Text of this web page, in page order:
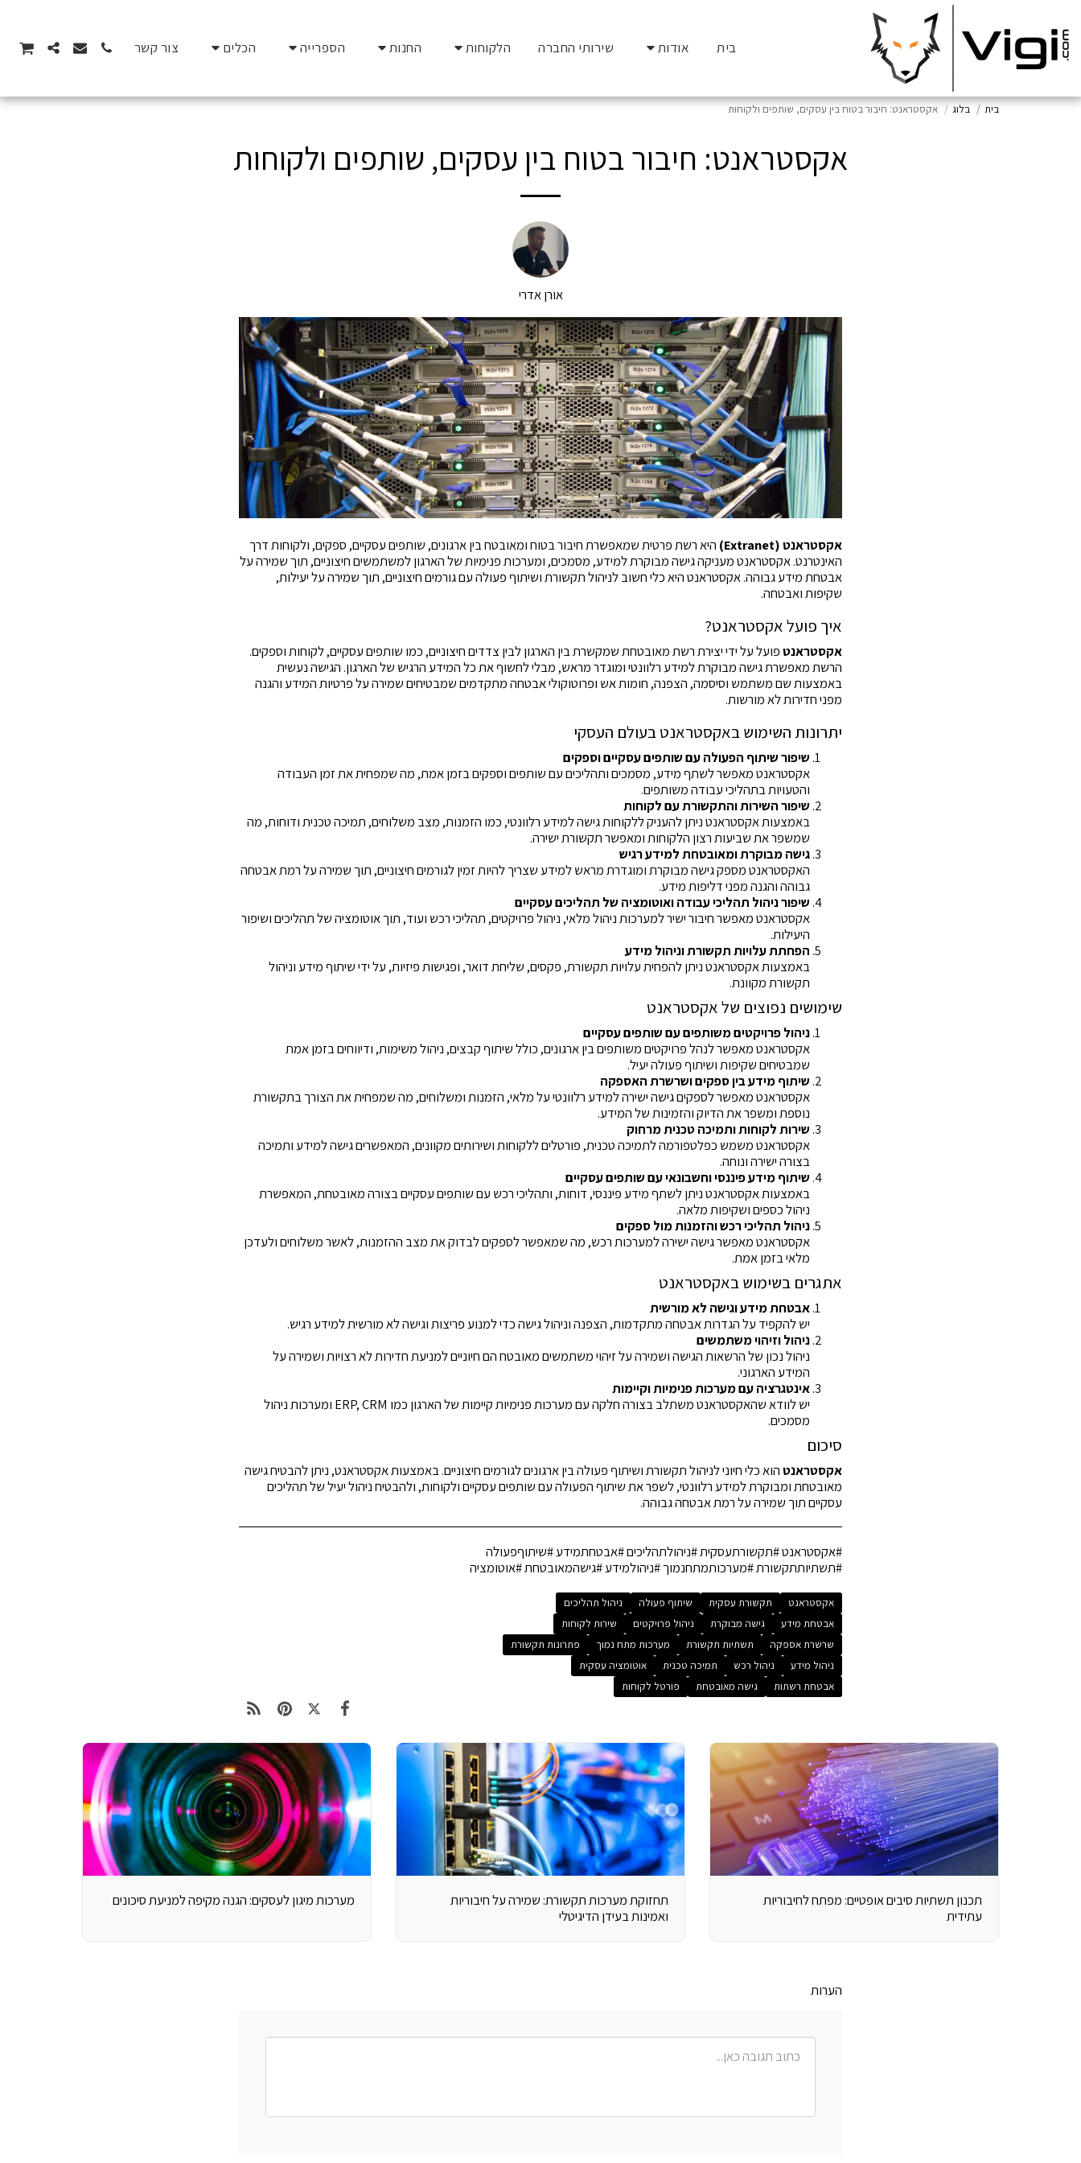
בית אודות שירותי החברה הלקוחות החנות הספרייה הכלים צור קשר
בית בלוג אקסטראנט: חיבור בטוח בין עסקים, שותפים ולקוחות
אקסטראנט: חיבור בטוח בין עסקים, שותפים ולקוחות
אורן אדרי
אקסטראנט (Extranet)
היא רשת פרטית שמאפשרת חיבור בטוח ומאובטח בין ארגונים, שותפים עסקיים, ספקים, ולקוחות דרך
האינטרנט. אקסטראנט מעניקה גישה מבוקרת למידע, מסמכים, ומערכות פנימיות של הארגון למשתמשים חיצוניים, תוך שמירה על
אבטחת מידע גבוהה. אקסטראנט היא כלי חשוב לניהול תקשורת ושיתוף פעולה עם גורמים חיצוניים, תוך שמירה על יעילות,
שקיפות ואבטחה.
איך פועל אקסטראנט?
אקסטראנטפועל על ידי יצירת רשת מאובטחת שמקשרת בין הארגון לבין צדדים חיצוניים, כמו שותפים עסקיים, לקוחות וספקים.
הרשת מאפשרת גישה מבוקרת למידע רלוונטי ומוגדר מראש, מבלי לחשוף את כל המידע הרגיש של הארגון. הגישה נעשית
באמצעות שם משתמש וסיסמה, הצפנה, חומות אש ופרוטוקולי אבטחה מתקדמים שמבטיחים שמירה על פרטיות המידע והגנה
מפני חדירות לא מורשות.
יתרונות השימוש באקסטראנט בעולם העסקי
שיפור שיתוף הפעולה עם שותפים עסקיים וספקים
אקסטראנט מאפשר לשתף מידע, מסמכים ותהליכים עם שותפים וספקים בזמן אמת, מה שמפחית את זמן העבודה
והטעויות בתהליכי עבודה משותפים.
שיפור השירות והתקשורת עם לקוחות
באמצעות אקסטראנט ניתן להעניק ללקוחות גישה למידע רלוונטי, כמו הזמנות, מצב משלוחים, תמיכה טכנית ודוחות, מה
שמשפר את שביעות רצון הלקוחות ומאפשר תקשורת ישירה.
גישה מבוקרת ומאובטחת למידע רגיש
האקסטראנט מספק גישה מבוקרת ומוגדרת מראש למידע שצריך להיות זמין לגורמים חיצוניים, תוך שמירה על רמת אבטחה
גבוהה והגנה מפני דליפות מידע.
שיפור ניהול תהליכי עבודה ואוטומציה של תהליכים עסקיים
אקסטראנט מאפשר חיבור ישיר למערכות ניהול מלאי, ניהול פרויקטים, תהליכי רכש ועוד, תוך אוטומציה של תהליכים ושיפור
היעילות.
הפחתת עלויות תקשורת וניהול מידע
באמצעות אקסטראנט ניתן להפחית עלויות תקשורת, פקסים, שליחת דואר, ופגישות פיזיות, על ידי שיתוף מידע וניהול
תקשורת מקוונת.
שימושים נפוצים של אקסטראנט
ניהול פרויקטים משותפים עם שותפים עסקיים
אקסטראנט מאפשר לנהל פרויקטים משותפים בין ארגונים, כולל שיתוף קבצים, ניהול משימות, ודיווחים בזמן אמת
שמבטיחים שקיפות ושיתוף פעולה יעיל.
שיתוף מידע בין ספקים ושרשרת האספקה
אקסטראנט מאפשר לספקים גישה ישירה למידע רלוונטי על מלאי, הזמנות ומשלוחים, מה שמפחית את הצורך בתקשורת
נוספת ומשפר את הדיוק והזמינות של המידע.
שירות לקוחות ותמיכה טכנית מרחוק
אקסטראנט משמש כפלטפורמה לתמיכה טכנית, פורטלים ללקוחות ושירותים מקוונים, המאפשרים גישה למידע ותמיכה
בצורה ישירה ונוחה.
שיתוף מידע פיננסי וחשבונאי עם שותפים עסקיים
באמצעות אקסטראנט ניתן לשתף מידע פיננסי, דוחות, ותהליכי רכש עם שותפים עסקיים בצורה מאובטחת, המאפשרת
ניהול כספים ושקיפות מלאה.
ניהול תהליכי רכש והזמנות מול ספקים
אקסטראנט מאפשר גישה ישירה למערכות רכש, מה שמאפשר לספקים לבדוק את מצב ההזמנות, לאשר משלוחים ולעדכן
מלאי בזמן אמת.
אתגרים בשימוש באקסטראנט
אבטחת מידע וגישה לא מורשית
יש להקפיד על הגדרות אבטחה מתקדמות, הצפנה וניהול גישה כדי למנוע פריצות וגישה לא מורשית למידע רגיש.
ניהול וזיהוי משתמשים
ניהול נכון של הרשאות הגישה ושמירה על זיהוי משתמשים מאובטח הם חיוניים למניעת חדירות לא רצויות ושמירה על
המידע הארגוני.
אינטגרציה עם מערכות פנימיות וקיימות
יש לוודא שהאקסטראנט משתלב בצורה חלקה עם מערכות פנימיות קיימות של הארגון כמו ERP, CRM ומערכות ניהול
מסמכים.
סיכום
אקסטראנטהוא כלי חיוני לניהול תקשורת ושיתוף פעולה בין ארגונים לגורמים חיצוניים. באמצעות אקסטראנט, ניתן להבטיח גישה
מאובטחת ומבוקרת למידע רלוונטי, לשפר את שיתוף הפעולה עם שותפים עסקיים ולקוחות, ולהבטיח ניהול יעיל של תהליכים
עסקיים תוך שמירה על רמת אבטחה גבוהה.
#אקסטראנט #תקשורתעסקית #ניהולתהליכים #אבטחתמידע #שיתוףפעולה
#תשתיותתקשורת #מערכותמתחנמוך #ניהולמידע #גישהמאובטחת #אוטומציה
אקסטראנט תקשורת עסקית שיתוף פעולה
ניהול תהליכים
אבטחת מידע
גישה מבוקרת ניהול פרויקטים
שירות לקוחות
שרשרת אספקה
תשתיות תקשורת מערכות מתח נמוך
פתרונות תקשורת
ניהול מידע
ניהול רכש תמיכה טכנית
אוטומציה עסקית
אבטחת רשתות
גישה מאובטחת פורטל לקוחות
תכנון תשתיות סיבים אופטיים: מפתח לחיבוריות
עתידית
תחזוקת מערכות תקשורת: שמירה על חיבוריות
ואמינות בעידן הדיגיטלי
מערכות מיגון לעסקים: הגנה מקיפה למניעת סיכונים
הערות